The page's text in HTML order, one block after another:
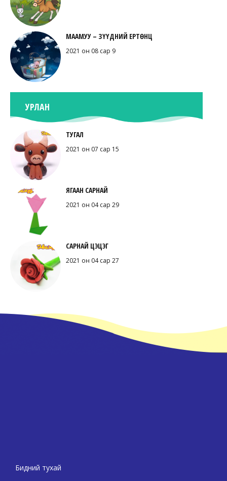
МААМУУ – ЗҮҮДНИЙ ЕРТӨНЦ
2021 он 08 сар 9
УРЛАН
ТУГАЛ
2021 он 07 сар 15
ЯГААН САРНАЙ
2021 он 04 сар 29
САРНАЙ ЦЭЦЭГ
2021 он 04 сар 27
Бидний тухай